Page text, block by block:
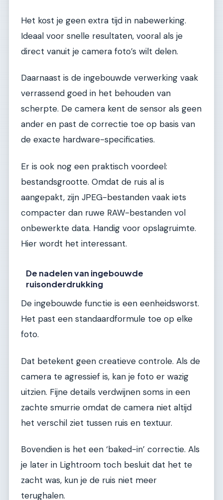
Het kost je geen extra tijd in nabewerking.
Ideaal voor snelle resultaten, vooral als je
direct vanuit je camera foto’s wilt delen.
Daarnaast is de ingebouwde verwerking vaak
verrassend goed in het behouden van
scherpte. De camera kent de sensor als geen
ander en past de correctie toe op basis van
de exacte hardware-specificaties.
Er is ook nog een praktisch voordeel:
bestandsgrootte. Omdat de ruis al is
aangepakt, zijn JPEG-bestanden vaak iets
compacter dan ruwe RAW-bestanden vol
onbewerkte data. Handig voor opslagruimte.
Hier wordt het interessant.
De nadelen van ingebouwde
ruisonderdrukking
De ingebouwde functie is een eenheidsworst.
Het past een standaardformule toe op elke
foto.
Dat betekent geen creatieve controle. Als de
camera te agressief is, kan je foto er wazig
uitzien. Fijne details verdwijnen soms in een
zachte smurrie omdat de camera niet altijd
het verschil ziet tussen ruis en textuur.
Bovendien is het een ‘baked-in’ correctie. Als
je later in Lightroom toch besluit dat het te
zacht was, kun je de ruis niet meer
terughalen.